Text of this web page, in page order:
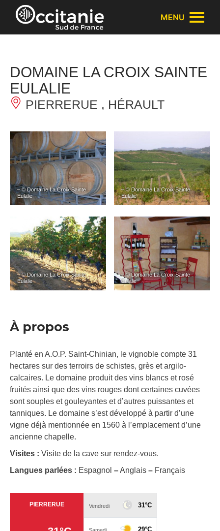
Panneau de gestion des cookies
MENU
DOMAINE LA CROIX SAINTE
EULALIE
PIERRERUE , HÉRAULT
– © Domaine La Croix Sainte
Eulalie
– © Domaine La Croix Sainte
Eulalie
– © Domaine La Croix Sainte
Eulalie
– © Domaine La Croix Sainte
Eulalie
À propos
Planté en A.O.P. Saint-Chinian, le vignoble compte 31
hectares sur des terroirs de schistes, grès et argilo-
calcaires. Le domaine produit des vins blancs et rosé
fruités ainsi que des vins rouges dont certaines cuvées
sont souples et gouleyantes et d’autres puissantes et
tanniques. Le domaine s’est développé à partir d’une
vigne déjà mentionnée en 1560 à l’emplacement d’une
ancienne chapelle.
Visites : Visite de la cave sur rendez-vous.
Langues parlées : Espagnol –Anglais – Français